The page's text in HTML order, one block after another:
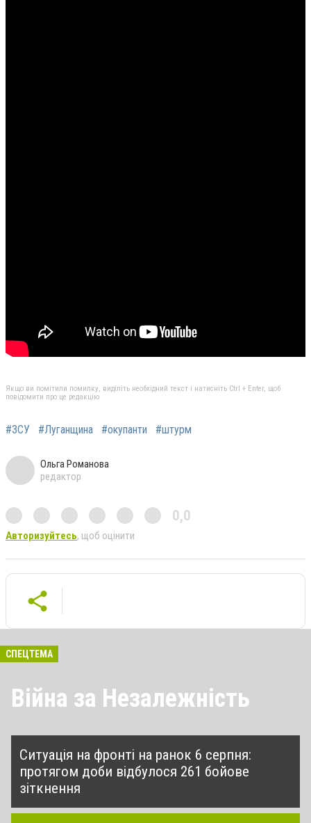
Якщо ви помітили помилку, виділіть необхідний текст і натисніть Ctrl + Enter, щоб
повідомити про це редакцію
#ЗСУ #Луганщина #окупанти #штурм
Ольга Романова
редактор
0,0
Авторизуйтесь, щоб оцінити
СПЕЦТЕМА
Війна за Незалежність
Ситуація на фронті на ранок 6 серпня:
протягом доби відбулося 261 бойове
зіткнення